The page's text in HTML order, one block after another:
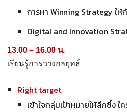
การหา Winning Strategy ใ
Digital and Innovation
13.00 – 16.00 น.
เรียนรู้การวางกลยุทธ์
Right target
เข้าใจกลุ่มเป้าหมายให้ลึกซึ้ง